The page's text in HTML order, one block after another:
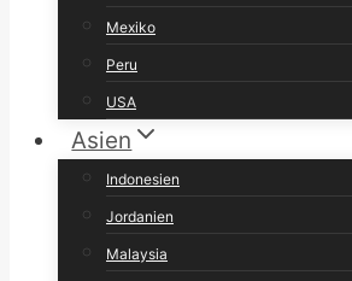
Mexiko
Peru
USA
Asien
Indonesien
Jordanien
Malaysia